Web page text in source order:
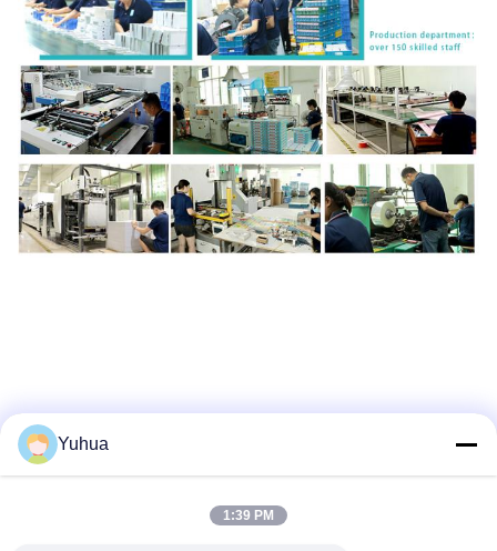
Процесс производства
Yuhua
1:39 PM